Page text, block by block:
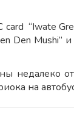
“Iwate
Den
недалеко
на